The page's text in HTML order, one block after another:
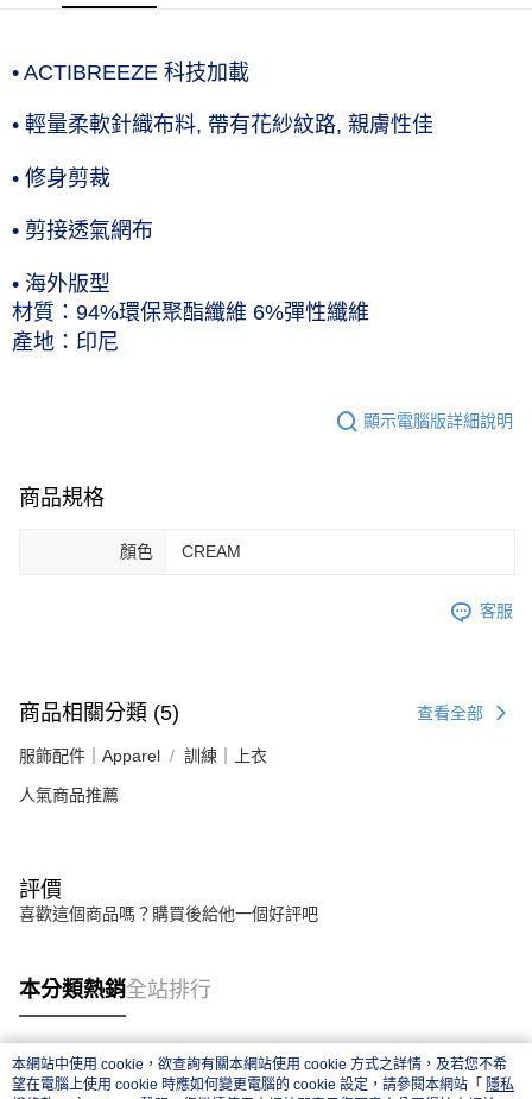
台新國際商業銀行
• ACTIBREEZE 科技加載
• 輕量柔軟針織布料, 帶有花紗紋路, 親膚性佳
• 修身剪裁
• 剪接透氣網布
• 海外版型
材質：94%環保聚酯纖維 6%彈性纖維
產地：印尼
顯示電腦版詳細說明
商品規格
顏色 CREAM
客服
商品相關分類 (5) 查看全部
服飾配件｜Apparel 訓練｜上衣
人氣商品推薦
評價
喜歡這個商品嗎？購買後給他一個好評吧
本分類熱銷全站排行
熱門標籤
本網站中使用 cookie，欲查詢有關本網站使用 cookie 方式之詳情，及若您不希
望在電腦上使用 cookie 時應如何變更電腦的 cookie 設定，請參閱本網站「 隱私